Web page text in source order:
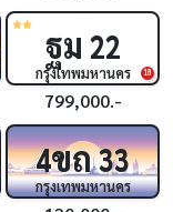
18
ฐม 22
กรุงเทพมหานคร
799,000.-
4ขถ33
กรุงเทพมหานคร